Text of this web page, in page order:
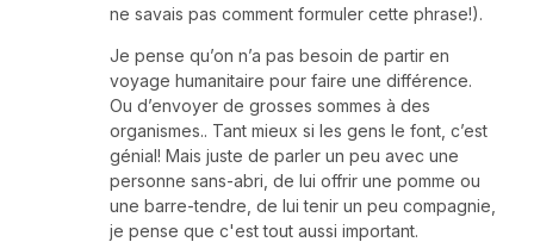
ne savais pas comment formuler cette phrase!).
Je pense qu’on n’a pas besoin de partir en
voyage humanitaire pour faire une différence.
Ou d’envoyer de grosses sommes à des
organismes.. Tant mieux si les gens le font, c’est
génial! Mais juste de parler un peu avec une
personne sans-abri, de lui offrir une pomme ou
une barre-tendre, de lui tenir un peu compagnie,
je pense que c'est tout aussi important.